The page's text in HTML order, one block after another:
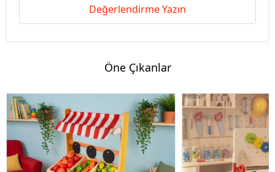
Değerlendirme Yazın
Öne Çıkanlar